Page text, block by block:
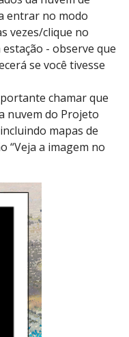
entrar no modo
vezes/clique no
- observe que
se você tivesse
chamar que
nuvem do Projeto
mapas de
“Veja a imagem no